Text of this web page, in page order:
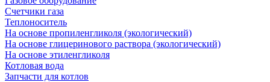
Счетчики газа
Теплоноситель
На основе пропиленгликоля (экологический)
На основе глицеринового раствора (экологический)
На основе этиленгликоля
Котловая вода
Запчасти для котлов